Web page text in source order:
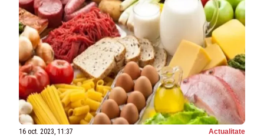
16 oct. 2023, 11:37 Actualitate